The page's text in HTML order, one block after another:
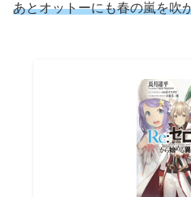
あとオットーにも春の嵐を吹